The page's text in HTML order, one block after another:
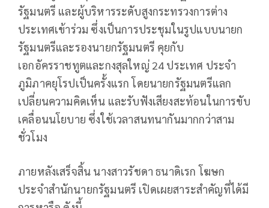
รัฐมนตรี และผู้บริหารระดับสูงกระทรวงการต่าง
ประเทศเข้าร่วม ซึ่งเป็นการประชุมในรูปแบบนายก
รัฐมนตรีและรองนายกรัฐมนตรี คุยกับ
เอกอัครราชทูตและกงสุลใหญ่ 24 ประเทศ ประจำ
ภูมิภาคยุโรปเป็นครั้งแรก โดยนายกรัฐมนตรีแลก
เปลี่ยนความคิดเห็น และรับฟังเสียงสะท้อนในการขับ
เคลื่อนนโยบาย ซึ่งใช้เวลาสนทนากันมากกว่าสาม
ชั่วโมง
ภายหลังเสร็จสิ้น นางสาวรัชดา ธนาดิเรก โฆษก
ประจำสำนักนายกรัฐมนตรี เปิดเผยสาระสำคัญที่ได้มี